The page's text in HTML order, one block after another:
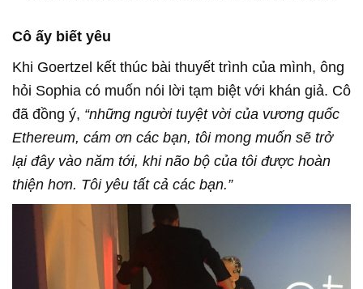
Cô ấy biết yêu
Khi Goertzel kết thúc bài thuyết trình của mình, ông
hỏi Sophia có muốn nói lời tạm biệt với khán giả. Cô
đã đồng ý, “những người tuyệt vời của vương quốc
Ethereum, cám ơn các bạn, tôi mong muốn sẽ trở
lại đây vào năm tới, khi não bộ của tôi được hoàn
thiện hơn. Tôi yêu tất cả các bạn.”